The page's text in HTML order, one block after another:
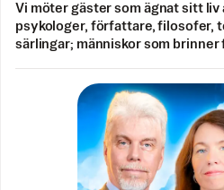
Vi möter gäster som ägnat sitt liv
psykologer, författare, filosofer,
särlingar; människor som